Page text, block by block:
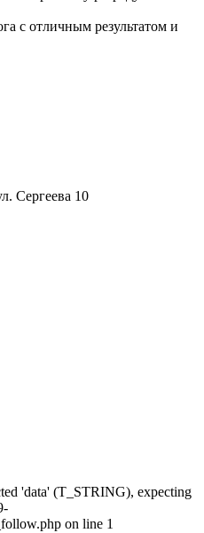
с отличным результатом и
Сергеева 10
'data' (T_STRING), expecting
on line 1